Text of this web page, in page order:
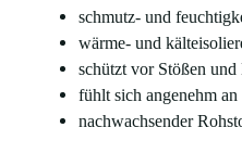
schmutz- und
wärme- und
schützt vor Stößen
fühlt sich angenehm an
nachwachsender